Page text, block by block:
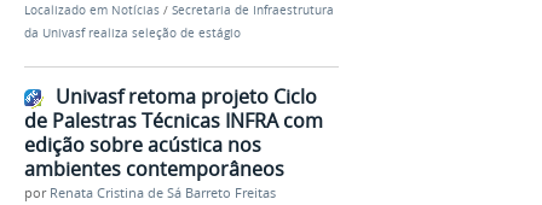
Localizado em Notícias / Secretaria de Infraestrutura
da Univasf realiza seleção de estágio
Univasf retoma projeto Ciclo
de Palestras Técnicas INFRA com
edição sobre acústica nos
ambientes contemporâneos
por Renata Cristina de Sá Barreto Freitas